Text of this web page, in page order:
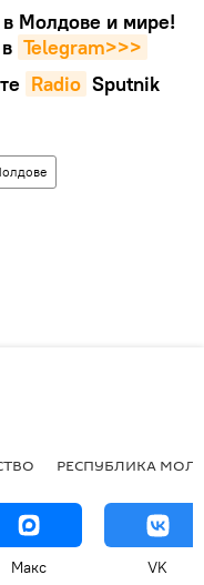
в Молдове и мире!
Telegram>>>
Radio Sputnik
РЕСПУБЛИКА
Макс VK